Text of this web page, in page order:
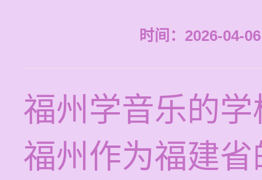
时间：2026-04-
福州学音乐的
福州作为福建